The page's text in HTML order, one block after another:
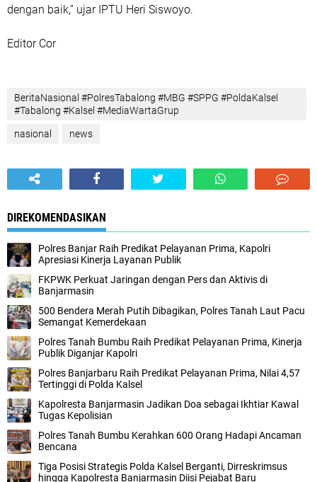
dengan baik,” ujar IPTU Heri Siswoyo.
Editor Cor
BeritaNasional #PolresTabalong #MBG #SPPG #PoldaKalsel
#Tabalong #Kalsel #MediaWartaGrup
nasional news
DIREKOMENDASIKAN
Polres Banjar Raih Predikat Pelayanan Prima, Kapolri
Apresiasi Kinerja Layanan Publik
FKPWK Perkuat Jaringan dengan Pers dan Aktivis di
Banjarmasin
500 Bendera Merah Putih Dibagikan, Polres Tanah Laut Pacu
Semangat Kemerdekaan
Polres Tanah Bumbu Raih Predikat Pelayanan Prima, Kinerja
Publik Diganjar Kapolri
Polres Banjarbaru Raih Predikat Pelayanan Prima, Nilai 4,57
Tertinggi di Polda Kalsel
Kapolresta Banjarmasin Jadikan Doa sebagai Ikhtiar Kawal
Tugas Kepolisian
Polres Tanah Bumbu Kerahkan 600 Orang Hadapi Ancaman
Bencana
Tiga Posisi Strategis Polda Kalsel Berganti, Dirreskrimsus
hingga Kapolresta Banjarmasin Diisi Pejabat Baru